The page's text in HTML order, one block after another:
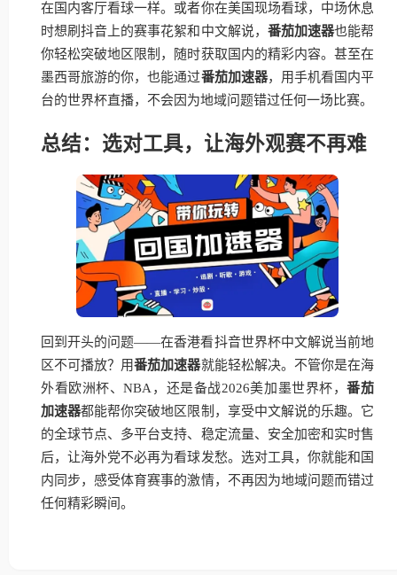
在国内客厅看球一样。或者你在美国现场看球，中场休息
时想刷抖音上的赛事花絮和中文解说， 番茄加速器也能帮
你轻松突破地区限制，随时获取国内的精彩内容。甚至在
墨西哥旅游的你，也能通过番茄加速器，用手机看国内平
台的世界杯直播，不会因为地域问题错过任何一场比赛。
总结：选对工具，让海外观赛不再难
回到开头的问题——在香港看抖音世界杯中文解说当前地
区不可播放？用番茄加速器就能轻松解决。不管你是在海
外看欧洲杯、NBA，还是备战2026美加墨世界杯，番茄
加速器都能帮你突破地区限制，享受中文解说的乐趣。它
的全球节点、多平台支持、稳定流量、安全加密和实时售
后，让海外党不必再为看球发愁。选对工具，你就能和国
内同步，感受体育赛事的激情，不再因为地域问题而错过
任何精彩瞬间。